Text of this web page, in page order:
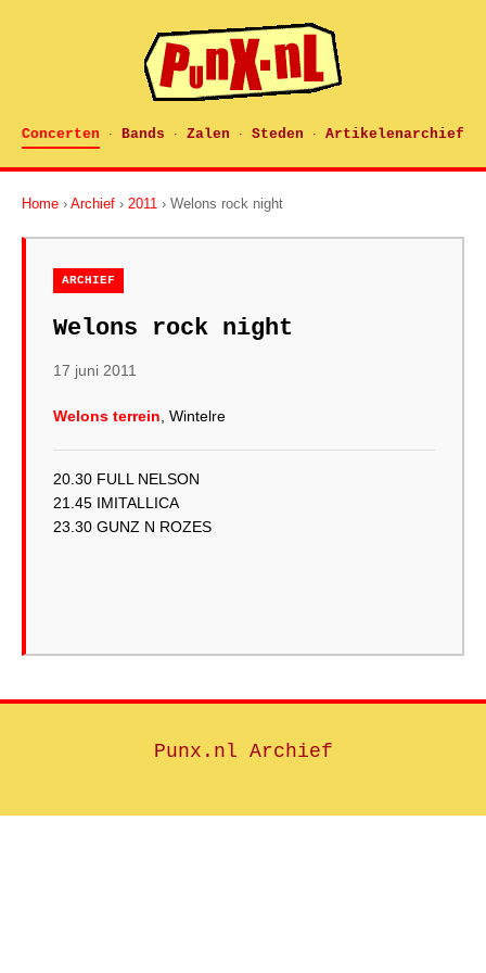
Concerten · Bands · Zalen · Steden · Artikelenarchief
Home › Archief › 2011 › Welons rock night
ARCHIEF
Welons rock night
17 juni 2011
Welons terrein , Wintelre
20.30 FULL NELSON
21.45 IMITALLICA
23.30 GUNZ N ROZES
Punx.nl Archief